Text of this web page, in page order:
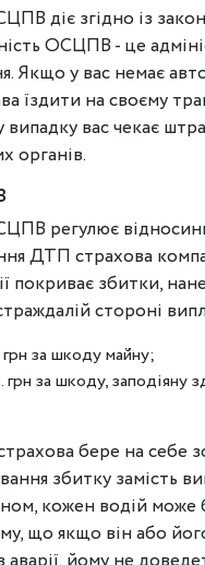
діє згідно із
ОСЦПВ - це
Якщо у вас немає
їздити на своєму
випадку вас чекає
органів.
регулює
ДТП страхова
покриває збитки,
стороні
за шкоду майну;
за шкоду, заподіяну
бере на себе
збитку замість
кожен водій може
що якщо він або